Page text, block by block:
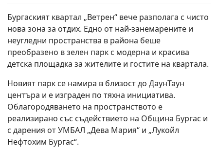
Бургаският квартал „Ветрен“ вече разполага с чисто
нова зона за отдих. Едно от най-занемарените и
неугледни пространства в района беше
преобразено в зелен парк с модерна и красива
детска площадка за жителите и гостите на квартала.
Новият парк се намира в близост до ДаунТаун
центъра и е изграден по тяхна инициатива.
Облагородяването на пространството е
реализирано със съдействието на Община Бургас и
с дарения от УМБАЛ „Дева Мария“ и „Лукойл
Нефтохим Бургас“.